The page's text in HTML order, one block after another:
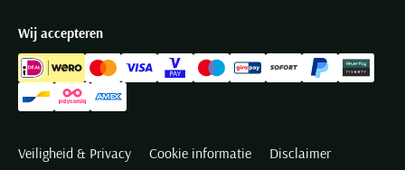
Wij accepteren
Veiligheid & Privacy Cookie informatie
Disclaimer